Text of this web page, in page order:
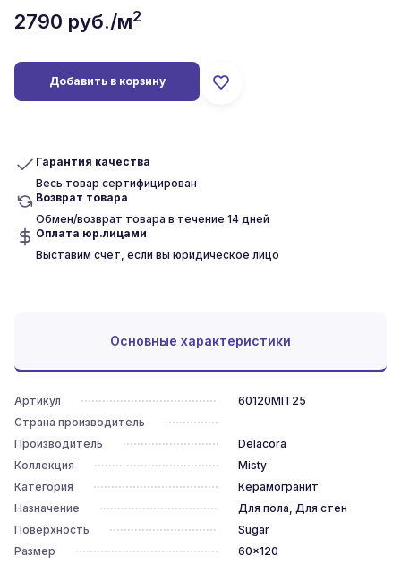
2790 руб./м2
Добавить в корзину
Гарантия качества
Весь товар сертифицирован
Возврат товара
Обмен/возврат товара в течение 14 дней
Оплата юр.лицами
Выставим счет, если вы юридическое лицо
Основные характеристики
Артикул
60120MIT25
Страна производитель
Производитель
Delacora
Коллекция
Misty
Категория
Керамогранит
Назначение
Для пола, Для стен
Поверхность
Sugar
Размер
60x120